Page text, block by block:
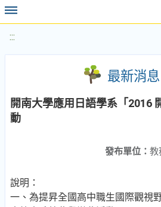
:::
最新消息
開南大學應用日語學系「2016
動
發布單位： 教
說明：
一、為提昇全國高中職生國際觀視